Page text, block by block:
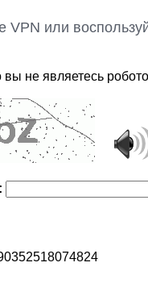
VPN или
не являетесь